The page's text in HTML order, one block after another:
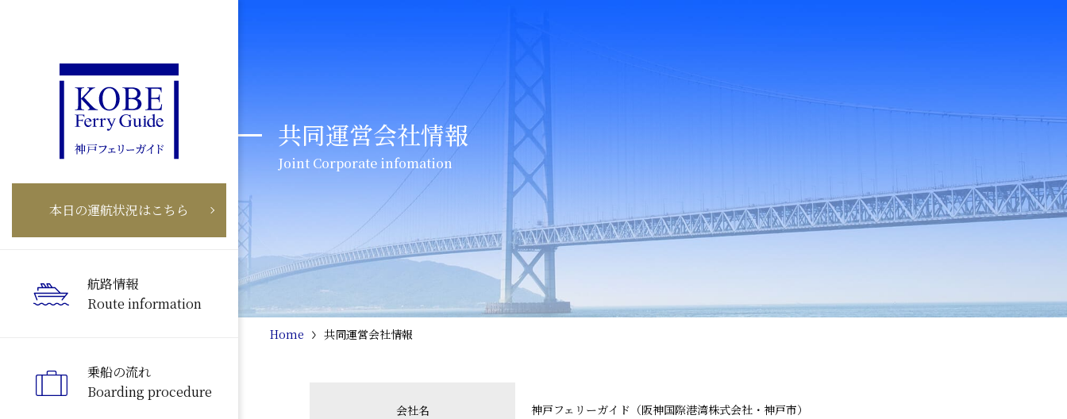
本日の運航状況はこちら
航路情報
Route information
乗船の流れ
Boarding procedure
共同運営会社情報
Joint Corporate infomation
Home 共同運営会社情報
会社名 神戸フェリーガイド（阪神国際港湾株式会社・神戸市）